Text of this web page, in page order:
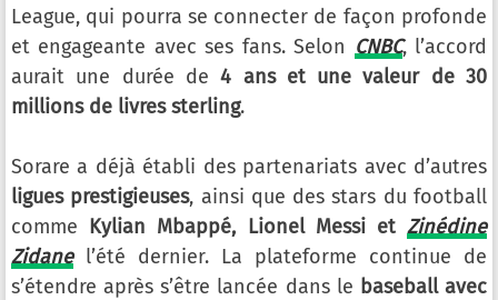
League, qui pourra se connecter de façon profonde
et engageante avec ses fans. Selon CNBC, l’accord
aurait une durée de4 ans et une valeur de 30
millions de livres sterling.
Sorare a déjà établi des partenariats avec d’autres
ligues prestigieuses, ainsi que des stars du football
comme Kylian Mbappé, Lionel Messi etZinédine
Zidanel’été dernier. La plateforme continue de
s’étendre après s’être lancée dans le baseball avec